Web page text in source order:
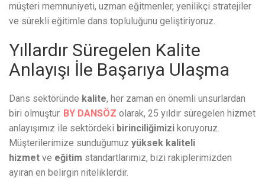
müşteri memnuniyeti, uzman eğitmenler, yenilikçi stratejiler
ve sürekli eğitimle dans topluluğunu geliştiriyoruz.
Yıllardır Süregelen Kalite
Anlayışı İle Başarıya Ulaşma
Dans sektöründe kalite, her zaman en önemli unsurlardan
biri olmuştur. BY DANSÖZ olarak, 25 yıldır süregelen hizmet
anlayışımız ile sektördeki birinciliğimizi koruyoruz.
Müşterilerimize sunduğumuz yüksek kaliteli
hizmet ve eğitim standartlarımız, bizi rakiplerimizden
ayıran en belirgin niteliklerdir.